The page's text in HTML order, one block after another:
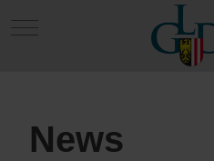
Mobile Menu Toggle
News